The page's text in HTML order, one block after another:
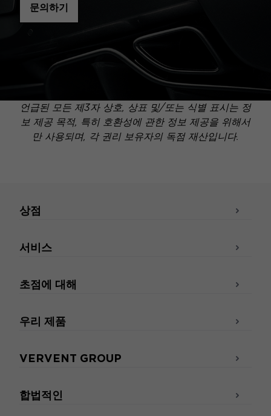
문의하기
언급된 모든 제3자 상호, 상표 및/또는 식별 표시는 정
보 제공 목적, 특히 호환성에 관한 정보 제공을 위해서
만 사용되며, 각 권리 보유자의 독점 재산입니다.
상점
서비스
초점에 대해
우리 제품
VERVENT GROUP
합법적인